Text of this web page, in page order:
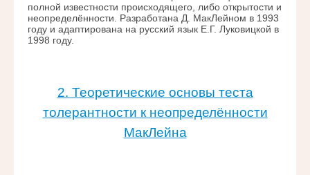
полной известности происходящего, либо открытости и
неопределённости. Разработана Д. МакЛейном в 1993
году и адаптирована на русский язык Е.Г. Луковицкой в
1998 году.
2. Теоретические основы теста
толерантности к неопределённости
МакЛейна